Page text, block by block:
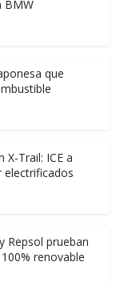
BMW
que
X-Trail: ICE a
electrificados
Repsol prueban
renovable